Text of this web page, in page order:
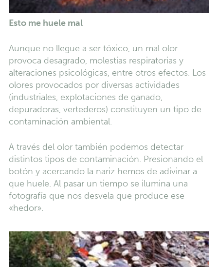
Esto me huele mal
Aunque no llegue a ser tóxico, un mal olor
provoca desagrado, molestias respiratorias y
alteraciones psicológicas, entre otros efectos. Los
olores provocados por diversas actividades
(industriales, explotaciones de ganado,
depuradoras, vertederos) constituyen un tipo de
contaminación ambiental.
A través del olor también podemos detectar
distintos tipos de contaminación. Presionando el
botón y acercando la nariz hemos de adivinar a
que huele. Al pasar un tiempo se ilumina una
fotografía que nos desvela que produce ese
«hedor».